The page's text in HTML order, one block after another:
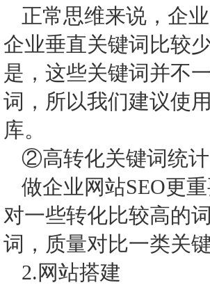
正常思维来说，企
企业垂直关键词比较
是，这些关键词并不
词，所以我们建议使
库。
②高转化关键词统计
做企业网站SEO更
对一些转化比较高的
词，质量对比一类关
2.网站搭建